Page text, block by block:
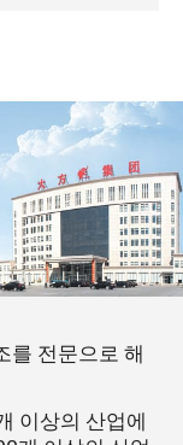
를 전문으로 해
이상의 산업에